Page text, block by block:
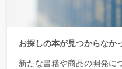
お探しの本が見つからなか
新たな書籍や商品の開発に